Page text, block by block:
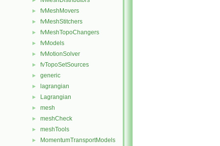
► fvMeshMovers
► fvMeshStitchers
► fvMeshTopoChangers
► fvModels
► fvMotionSolver
► fvTopoSetSources
► generic
► lagrangian
► Lagrangian
► mesh
► meshCheck
► meshTools
► MomentumTransportModels